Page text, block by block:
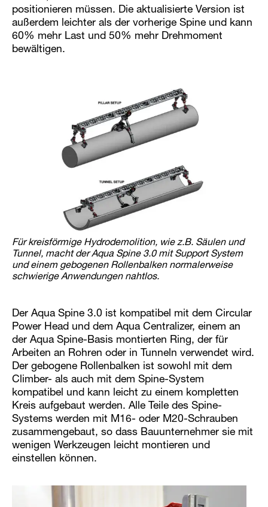
positionieren müssen. Die aktualisierte Version ist
außerdem leichter als der vorherige Spine und kann
60% mehr Last und 50% mehr Drehmoment
bewältigen.
Für kreisförmige Hydrodemolition, wie z.B. Säulen und
Tunnel, macht der Aqua Spine 3.0 mit Support System
und einem gebogenen Rollenbalken normalerweise
schwierige Anwendungen nahtlos.
Der Aqua Spine 3.0 ist kompatibel mit dem Circular
Power Head und dem Aqua Centralizer, einem an
der Aqua Spine-Basis montierten Ring, der für
Arbeiten an Rohren oder in Tunneln verwendet wird.
Der gebogene Rollenbalken ist sowohl mit dem
Climber- als auch mit dem Spine-System
kompatibel und kann leicht zu einem kompletten
Kreis aufgebaut werden. Alle Teile des Spine-
Systems werden mit M16- oder M20-Schrauben
zusammengebaut, so dass Bauunternehmer sie mit
wenigen Werkzeugen leicht montieren und
einstellen können.